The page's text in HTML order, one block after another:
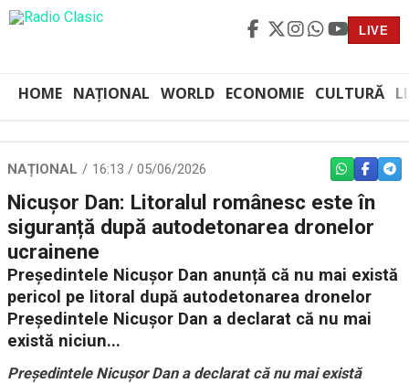
LIVE
HOME NAȚIONAL WORLD ECONOMIE CULTURĂ
NAȚIONAL 16:13 / 05/06/2026 WHATSAPP
Nicușor Dan: Litoralul românesc este în
siguranță după autodetonarea dronelor
ucrainene
Președintele Nicușor Dan anunță că nu mai există
pericol pe litoral după autodetonarea dronelor
Președintele Nicușor Dan a declarat că nu mai
există niciun...
Președintele Nicușor Dan a declarat că nu mai există